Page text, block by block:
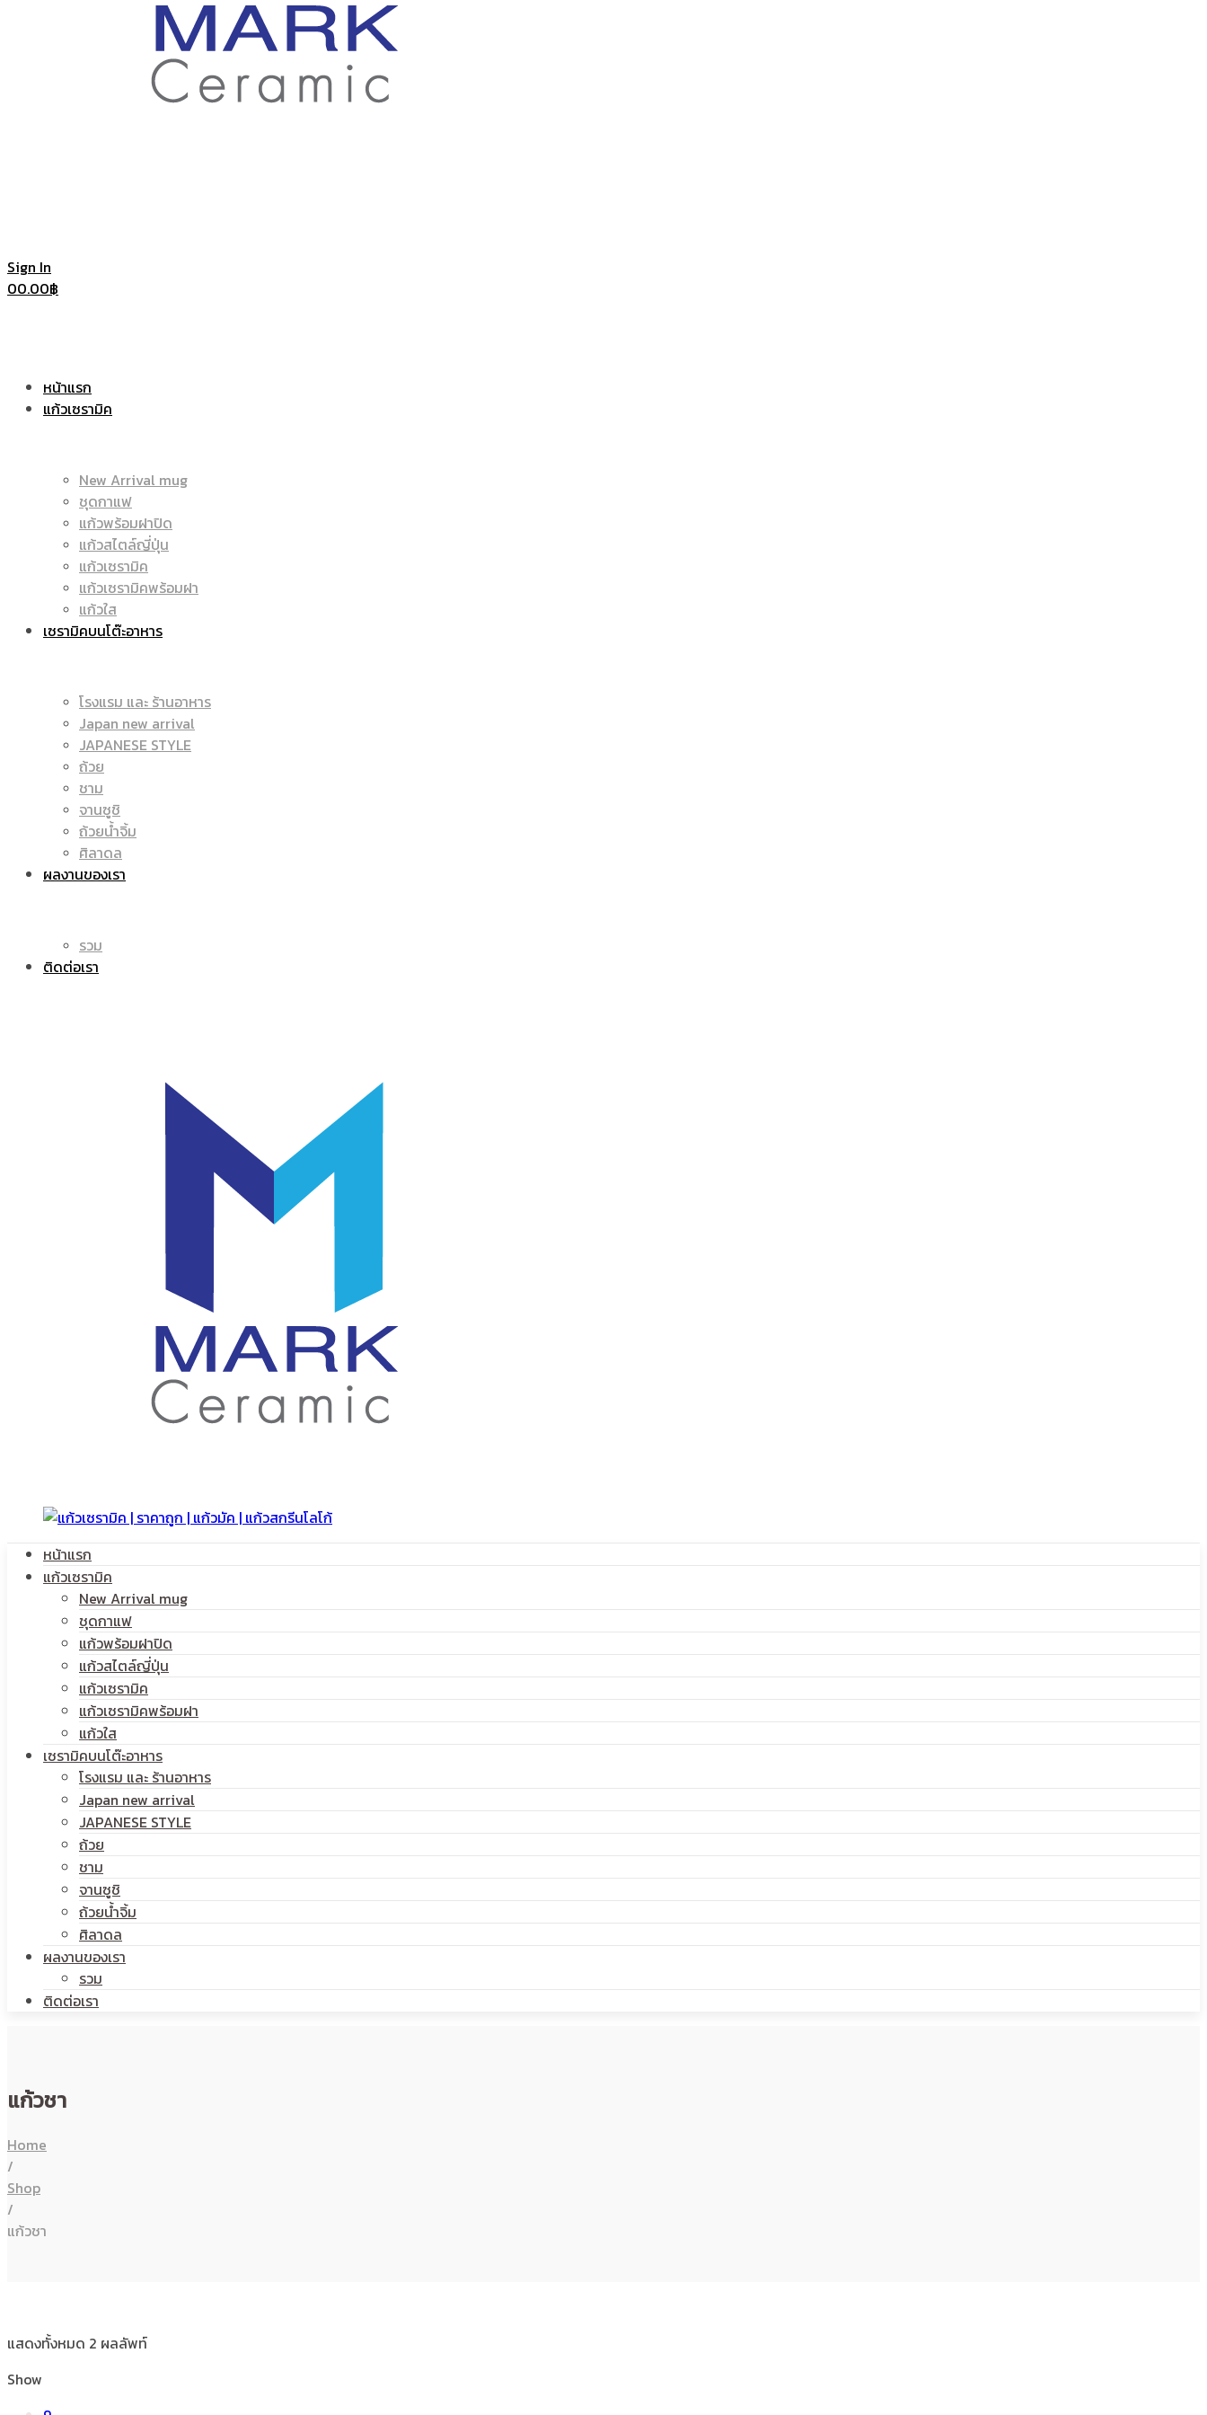
แก้ว
สกรีน
โลโก้
ราคา
แก้ว
Sign In
00.00฿
หน้าแรก
แก้วเซรามิค
New Arrival mug
ชุดกาแฟ
แก้วพร้อมฝาปิด
แก้วสไตล์ญี่ปุ่น
แก้วเซรามิค
แก้วเซรามิคพร้อมฝา
แก้วใส
เซรามิคบนโต๊ะอาหาร
โรงแรม และ ร้านอาหาร
Japan new arrival
JAPANESE STYLE
ถ้วย
ชาม
จานซูชิ
ถ้วยน้ำจิ้ม
ศิลาดล
ผลงานของเรา
รวม
ติดต่อเรา
หน้าแรก
แก้วเซรามิค
New Arrival mug
ชุดกาแฟ
แก้วพร้อมฝาปิด
แก้วสไตล์ญี่ปุ่น
แก้วเซรามิค
แก้วเซรามิคพร้อมฝา
แก้วใส
เซรามิคบนโต๊ะอาหาร
โรงแรม และ ร้านอาหาร
Japan new arrival
JAPANESE STYLE
ถ้วย
ชาม
จานซูชิ
ถ้วยน้ำจิ้ม
ศิลาดล
ผลงานของเรา
รวม
ติดต่อเรา
แก้วชา
Home
/
Shop
/
แก้วชา
แสดงทั้งหมด 2 ผลลัพท์
Show